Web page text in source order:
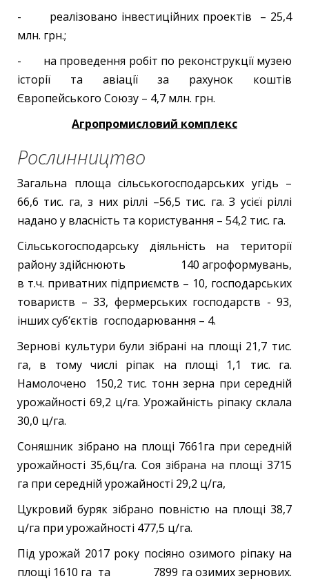
- реалізовано інвестиційних проектів – 25,4
млн. грн.;
- на проведення робіт по реконструкції музею
історії та авіації за рахунок коштів
Європейського Союзу – 4,7 млн. грн.
Агропромисловий комплекс
Рослинництво
Загальна площа сільськогосподарських угідь –
66,6 тис. га, з них ріллі –56,5 тис. га. З усієї ріллі
надано у власність та користування – 54,2 тис. га.
Сільськогосподарську діяльність на території
району здійснюють 140 агроформувань,
в т.ч. приватних підприємств – 10, господарських
товариств – 33, фермерських господарств - 93,
інших суб’єктів господарювання – 4.
Зернові культури були зібрані на площі 21,7 тис.
га, в тому числі ріпак на площі 1,1 тис. га.
Намолочено 150,2 тис. тонн зерна при середній
урожайності 69,2 ц/га. Урожайність ріпаку склала
30,0 ц/га.
Соняшник зібрано на площі 7661га при середній
урожайності 35,6ц/га. Соя зібрана на площі 3715
га при середній урожайності 29,2 ц/га,
Цукровий буряк зібрано повністю на площі 38,7
ц/га при урожайності 477,5 ц/га.
Під урожай 2017 року посіяно озимого ріпаку на
площі 1610 га та 7899 га озимих зернових.